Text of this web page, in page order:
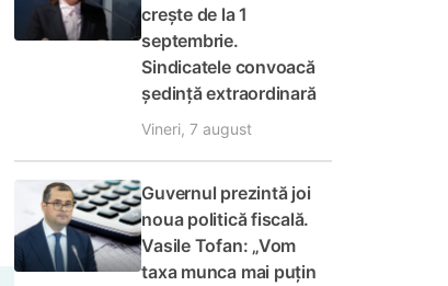
crește de la 1
septembrie.
Sindicatele convoacă
ședință extraordinară
Vineri, 7 august
Guvernul prezintă joi
noua politică fiscală.
Vasile Tofan: „Vom
taxa munca mai puțin